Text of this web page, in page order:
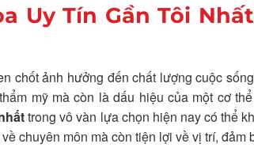
Uy Tín Gần Tôi
chốt ảnh hưởng đến chất lượng cuộc
mỹ mà còn là dấu hiệu của một cơ
trong vô vàn lựa chọn hiện nay có thể
chuyên môn mà còn tiện lợi về vị trí, đảm